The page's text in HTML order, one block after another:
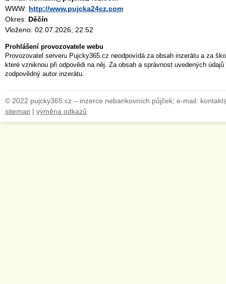
WWW: http://www.pujcka24cz.com
Okres: Děčín
Vloženo: 02.07.2026, 22:52
Prohlášení provozovatele webu
Provozovatel serveru Pujcky365.cz neodpovídá za obsah inzerátu a za
které vzniknou při odpovědi na něj. Za obsah a správnost uvedených
zodpovědný autor inzerátu.
© 2022 pujcky365.cz – inzerce nebankovních půjček; e-mail:
sitemap | výměna odkazů